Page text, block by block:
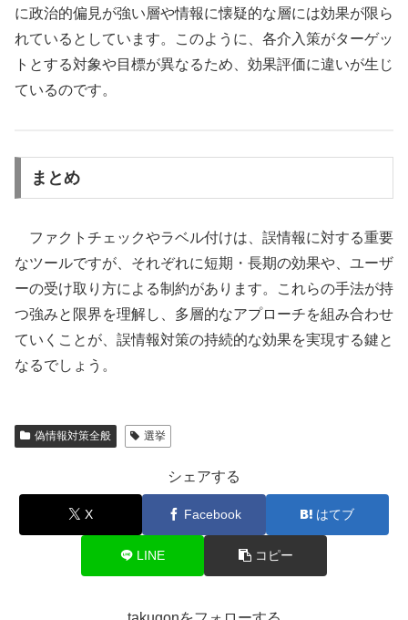
に政治的偏見が強い層や情報に懐疑的な層には効果が限ら
れているとしています。このように、各介入策がターゲッ
トとする対象や目標が異なるため、効果評価に違いが生じ
ているのです。
まとめ
ファクトチェックやラベル付けは、誤情報に対する重要
なツールですが、それぞれに短期・長期の効果や、ユーザ
ーの受け取り方による制約があります。これらの手法が持
つ強みと限界を理解し、多層的なアプローチを組み合わせ
ていくことが、誤情報対策の持続的な効果を実現する鍵と
なるでしょう。
偽情報対策全般 選挙
シェアする
X Facebook はてブ
LINE コピー